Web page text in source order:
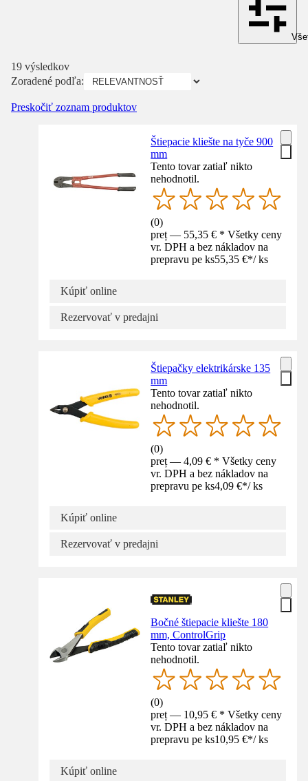
19 výsledkov
Zoradené podľa:
Preskočiť zoznam produktov
Štiepacie kliešte na tyče 900
mm
Tento tovar zatiaľ nikto
nehodnotil.
(0)
preț — 55,35 € * Všetky ceny
vr. DPH a bez nákladov na
prepravu pe ks55,35 €*/ ks
Kúpiť online
Rezervovať v predajni
Štiepačky elektrikárske 135
mm
Tento tovar zatiaľ nikto
nehodnotil.
(0)
preț — 4,09 € * Všetky ceny
vr. DPH a bez nákladov na
prepravu pe ks4,09 €*/ ks
Kúpiť online
Rezervovať v predajni
Bočné štiepacie kliešte 180
mm, ControlGrip
Tento tovar zatiaľ nikto
nehodnotil.
(0)
preț — 10,95 € * Všetky ceny
vr. DPH a bez nákladov na
prepravu pe ks10,95 €*/ ks
Kúpiť online